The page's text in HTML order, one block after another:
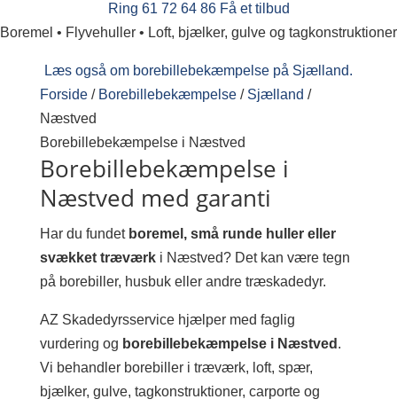
Ring 61 72 64 86 Få et tilbud
Boremel • Flyvehuller • Loft, bjælker, gulve og tagkonstruktioner
Læs også om borebillebekæmpelse på Sjælland.
Forside / Borebillebekæmpelse / Sjælland /
Næstved
Borebillebekæmpelse i Næstved
Borebillebekæmpelse i
Næstved med garanti
Har du fundet boremel, små runde huller eller
svækket træværki Næstved? Det kan være tegn
på borebiller, husbuk eller andre træskadedyr.
AZ Skadedyrsservice hjælper med faglig
vurdering og borebillebekæmpelse i Næstved .
Vi behandler borebiller i træværk, loft, spær,
bjælker, gulve, tagkonstruktioner, carporte og